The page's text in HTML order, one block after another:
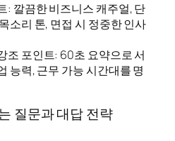
: 깔끔한 비즈니스 캐주얼, 단
소리 톤, 면접 시 정중한 인사
조 포인트: 60초 요약으로 서
능력, 근무 가능 시간대를 명
질문과 대답 전략